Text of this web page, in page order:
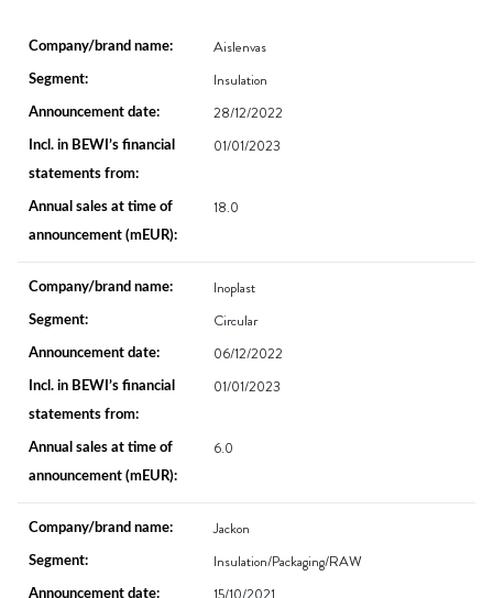
Aislenvas
Insulation
28/12/2022
01/01/2023
18.0
Inoplast
Circular
06/12/2022
01/01/2023
6.0
Jackon
Insulation/Packaging/RAW